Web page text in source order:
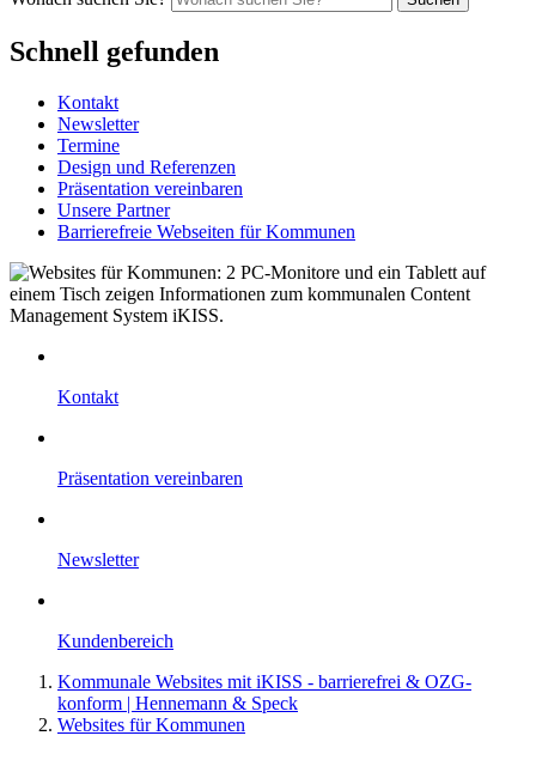
Schnell gefunden
Kontakt
Newsletter
Termine
Design und Referenzen
Präsentation vereinbaren
Unsere Partner
Barrierefreie Webseiten für Kommunen
Kontakt
Präsentation vereinbaren
Newsletter
Kundenbereich
Kommunale Websites mit iKISS - barrierefrei & OZG-
konform | Hennemann & Speck
Websites für Kommunen